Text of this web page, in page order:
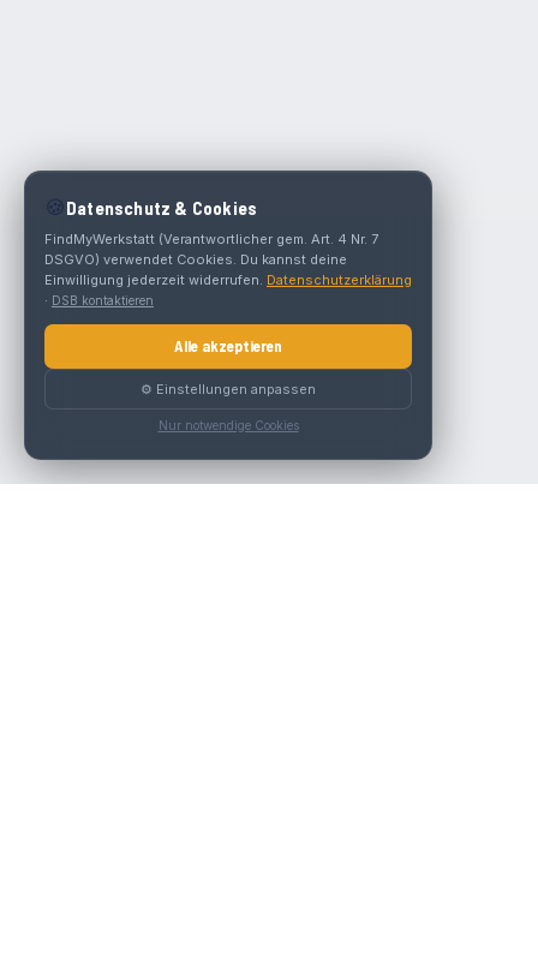
🍪 Datenschutz & Cookies
FindMyWerkstatt (Verantwortlicher gem. Art. 4 Nr. 7
DSGVO) verwendet Cookies. Du kannst deine
Einwilligung jederzeit widerrufen. Datenschutzerklärung
· DSB kontaktieren
Alle akzeptieren
⚙️ Einstellungen anpassen
Nur notwendige Cookies